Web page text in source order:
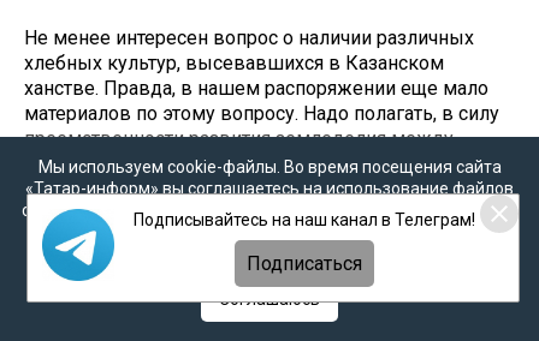
Не менее интересен вопрос о наличии различных
хлебных культур, высевавшихся в Казанском
ханстве. Правда, в нашем распоряжении еще мало
материалов по этому вопросу. Надо полагать, в силу
преемственности развития земледелия между
болгарским временем и Казанским ханством, в
последнем имели распространение известные в
болгарское время сельскохозяйственные культуры.
А.П. Смирнов совершенно ясно установил на
основании анализа найденных при раскопках
болгарских городищ зерен злаков возделывание
древними болгарами следующих культур: пшеница,
Мы используем cookie-файлы. Во время посещения сайта
«Татар-информ» вы соглашаетесь на использование файлов
cookie в соответствии с настоящим уведомлением, согласием
наобработку персональных данных,Политикой о
персональных данных
Политикой конфиденциальности
Соглашаюсь
Подписывайтесь на наш канал в Телеграм!
Подписаться